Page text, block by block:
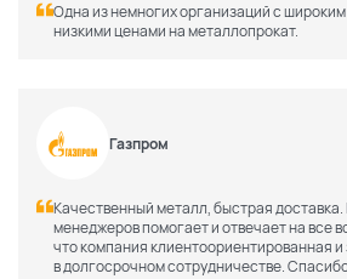
Одна из немногих организаций с
низкими ценами на металлопрокат.
Газпром
Качественный металл, быстрая
менеджеров помогает и отвечает на все
что компания клиентоориентированная
в долгосрочном сотрудничестве.